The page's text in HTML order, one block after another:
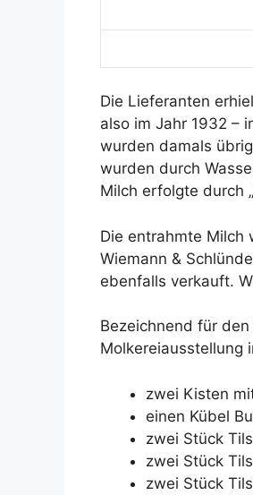
Die Lieferanten
also im Jahr 1932 –
wurden damals
wurden durch
Milch erfolgte durch
Die entrahmte Milch
Wiemann &
ebenfalls verkauft.
Bezeichnend für
Molkereiausstellung
zwei Kisten
einen Kübel
zwei Stück
zwei Stück
zwei Stück